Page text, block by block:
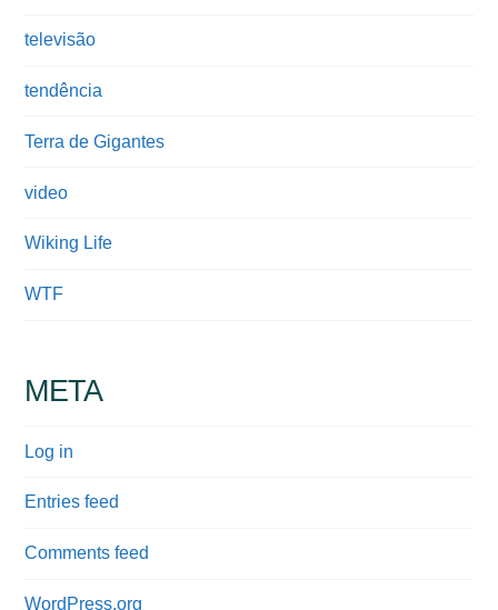
televisão
tendência
Terra de Gigantes
video
Wiking Life
WTF
META
Log in
Entries feed
Comments feed
WordPress.org